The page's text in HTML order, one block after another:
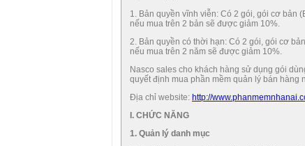
1. Bản quyền vĩnh viễn: Có 2 gói, gói cơ bản
nếu mua trên 2 bản sẽ được giảm 10%.
2. Bản quyền có thời hạn: Có 2 gói, gói cơ
nếu mua trên 2 năm sẽ được giảm 10%.
Nasco sales cho khách hàng sử dụng gói
quyết định mua phần mềm quản lý bán hàng
Địa chỉ website: http://
I. CHỨC NĂNG
1. Quản lý danh mục